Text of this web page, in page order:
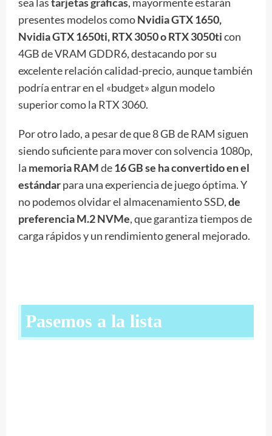
presentes modelos comoNvidia GTX 1650,
Nvidia GTX 1650ti, RTX 3050 o RTX 3050ticon
4GB de VRAM GDDR6, destacando por su
excelente relación calidad-precio, aunque también
podría entrar en el «budget» algun modelo
superior como la RTX 3060.
Por otro lado, a pesar de que 8 GB de RAM siguen
siendo suficiente para mover con solvencia 1080p,
la memoria RAMde16 GB se ha convertido en el
estándarpara una experiencia de juego óptima. Y
no podemos olvidar el almacenamiento SSD,de
preferencia M.2 NVMe, que garantiza tiempos de
carga rápidos y un rendimiento general mejorado.
Pasemos a la lista